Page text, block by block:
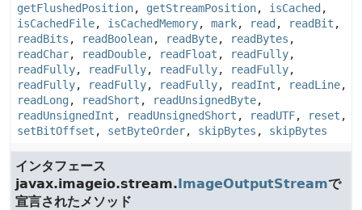
getFlushedPosition, getStreamPosition, isCached ,
isCachedFile, isCachedMemory, mark, read , readBit ,
readBits , readBoolean, readByte, readBytes ,
readChar, readDouble, readFloat , readFully,
readFully, readFully, readFully, readFully,
readFully, readFully, readFully, readInt , readLine,
readLong, readShort , readUnsignedByte,
readUnsignedInt , readUnsignedShort , readUTF, reset ,
setBitOffset , setByteOrder, skipBytes , skipBytes
インタフェース
javax.imageio.stream.ImageOutputStreamで
宣言されたメソッド